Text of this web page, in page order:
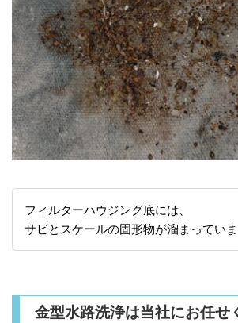
フィルターハウジング底には、
サビとスケールの固形物が溜まっていま
金型水路洗浄は当社にお任せ